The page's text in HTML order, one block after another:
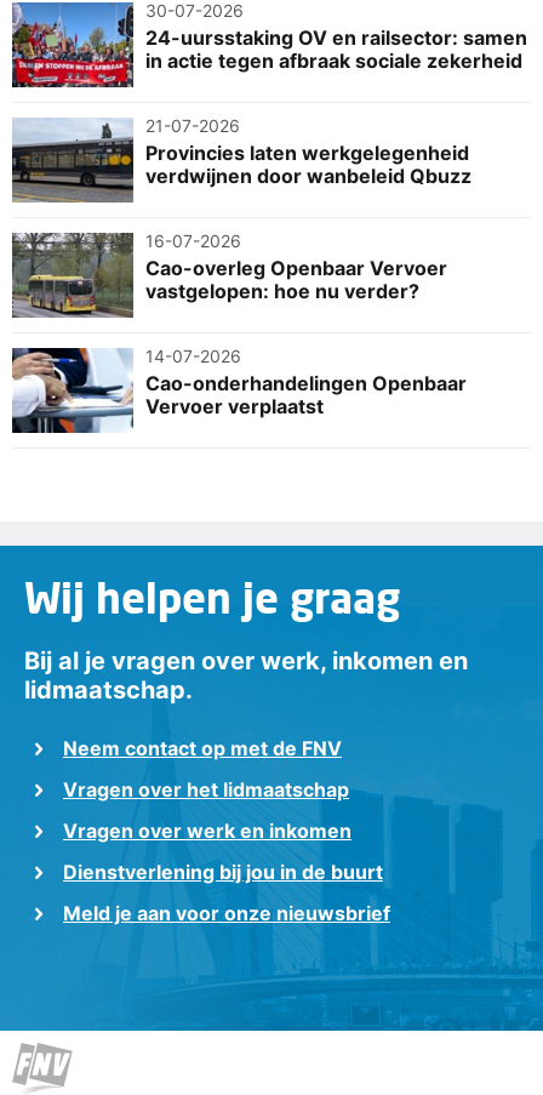
30-07-2026
24-uursstaking OV en railsector: samen
in actie tegen afbraak sociale zekerheid
21-07-2026
Provincies laten werkgelegenheid
verdwijnen door wanbeleid Qbuzz
16-07-2026
Cao-overleg Openbaar Vervoer
vastgelopen: hoe nu verder?
14-07-2026
Cao-onderhandelingen Openbaar
Vervoer verplaatst
Wij helpen je graag
Bij al je vragen over werk, inkomen en
lidmaatschap.
Neem contact op met de FNV
Vragen over het lidmaatschap
Vragen over werk en inkomen
Dienstverlening bij jou in de buurt
Meld je aan voor onze nieuwsbrief